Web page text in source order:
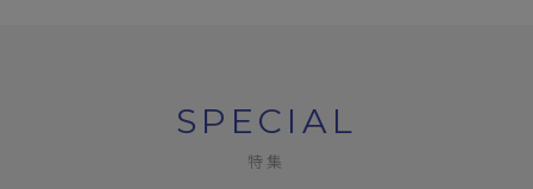
SPECIAL
特集